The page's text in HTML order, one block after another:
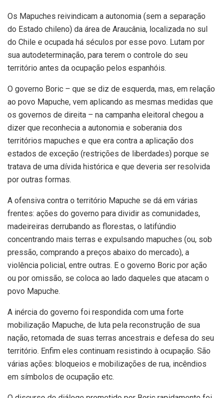
Os Mapuches reivindicam a autonomia (sem a separação
do Estado chileno) da área de Araucânia, localizada no sul
do Chile e ocupada há séculos por esse povo. Lutam por
sua autodeterminação, para terem o controle do seu
território antes da ocupação pelos espanhóis.
O governo Boric – que se diz de esquerda, mas, em relação
ao povo Mapuche, vem aplicando as mesmas medidas que
os governos de direita – na campanha eleitoral chegou a
dizer que reconhecia a autonomia e soberania dos
territórios mapuches e que era contra a aplicação dos
estados de exceção (restrições de liberdades) porque se
tratava de uma dívida histórica e que deveria ser resolvida
por outras formas.
A ofensiva contra o território Mapuche se dá em várias
frentes: ações do governo para dividir as comunidades,
madeireiras derrubando as florestas, o latifúndio
concentrando mais terras e expulsando mapuches (ou, sob
pressão, comprando a preços abaixo do mercado), a
violência policial, entre outras. E o governo Boric por ação
ou por omissão, se coloca ao lado daqueles que atacam o
povo Mapuche.
A inércia do governo foi respondida com uma forte
mobilização Mapuche, de luta pela reconstrução de sua
nação, retomada de suas terras ancestrais e defesa do seu
território. Enfim eles continuam resistindo à ocupação. São
várias ações: bloqueios e mobilizações de rua, incêndios
em símbolos de ocupação etc.